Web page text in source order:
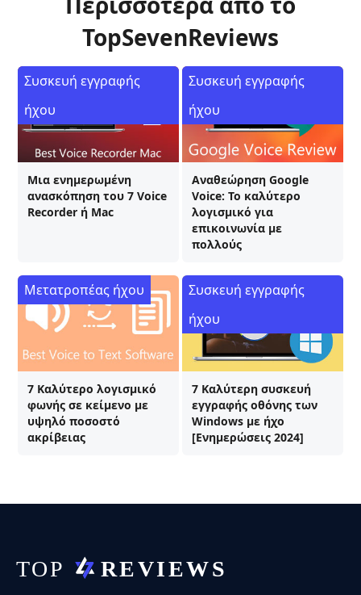
TopSevenReviews
Μια ενημερωμένη
ανασκόπηση του 7 Voice
Recorder ή Mac
Συσκευή εγγραφής
ήχου
Αναθεώρηση Google
Voice: Το καλύτερο
λογισμικό για
επικοινωνία με
πολλούς
Συσκευή εγγραφής
ήχου
7 Καλύτερο λογισμικό
φωνής σε κείμενο με
υψηλό ποσοστό
ακρίβειας
Μετατροπέας ήχου
7 Καλύτερη συσκευή
εγγραφής οθόνης των
Windows με ήχο
[Ενημερώσεις 2024]
Συσκευή εγγραφής
ήχου